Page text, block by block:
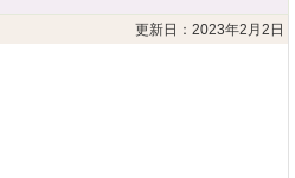
更新日：2023年2月2日